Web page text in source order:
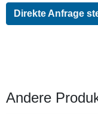
Direkte Anfrage
Andere